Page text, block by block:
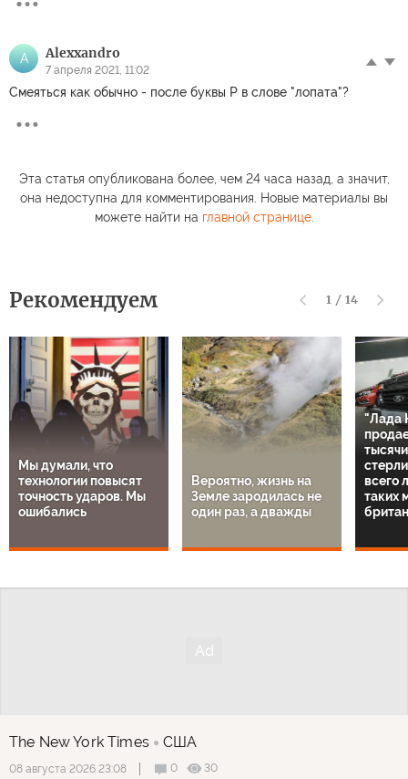
A Alexxandro
7 апреля 2021, 11:02
Смеяться как обычно - после буквы Р в слове "лопата"?
Эта статья опубликована более, чем 24 часа назад, а значит,
она недоступна для комментирования. Новые материалы вы
можете найти на главной странице.
Рекомендуем 1 / 14
Мы думали, что
технологии повысят
точность ударов. Мы
ошибались
Вероятно, жизнь на
Земле зародилась не
один раз, а дважды
"Лада
всего
таких
The New York Times США
08 августа 2026 23:08 0
30